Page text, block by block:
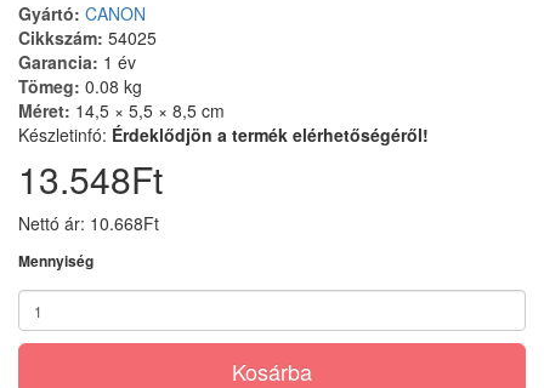
Gyártó: CANON
Cikkszám: 54025
Garancia: 1 év
Tömeg: 0.08 kg
Méret: 14,5 × 5,5 × 8,5 cm
Készletinfó: Érdeklődjön a termék elérhetőségéről!
13.548Ft
Nettó ár: 10.668Ft
Mennyiség
Kosárba